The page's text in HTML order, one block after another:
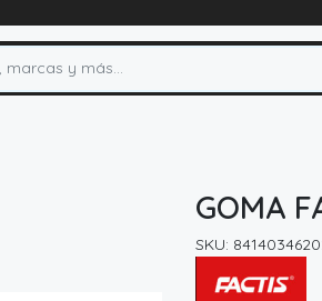
GOMA
SKU: